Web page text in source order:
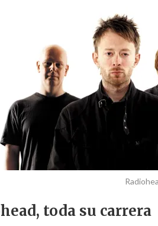
toda su carrera